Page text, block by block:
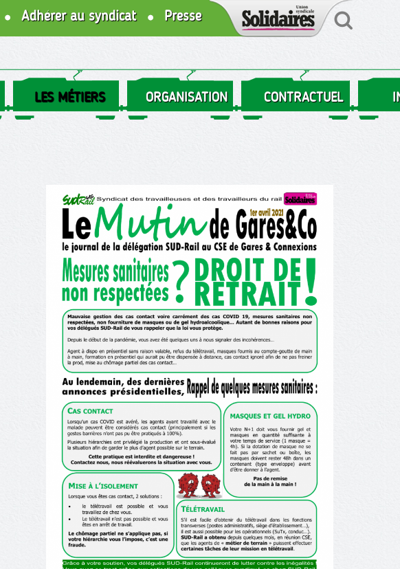
Adhérer au syndicat Presse
LES MÉTIERS ORGANISATION CONTRACTUEL